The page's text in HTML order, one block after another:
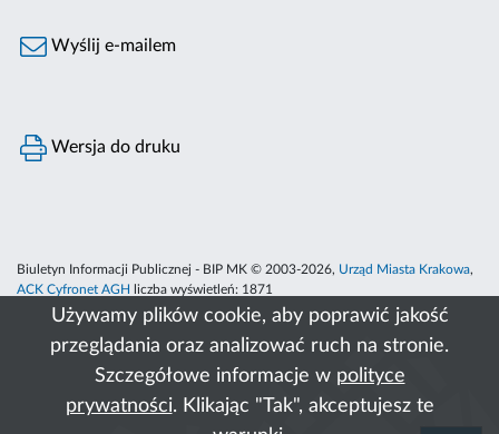
Używamy plików cookie, aby poprawić jakość
przeglądania oraz analizować ruch na stronie.
Szczegółowe informacje w polityce
prywatności. Klikając "Tak", akceptujesz te
Wyślij e-mailem
Wersja do druku
Biuletyn Informacji Publicznej - BIP MK © 2003-2026, Urząd Miasta Krakowa,
ACK Cyfronet AGH
liczba wyświetleń: 1871